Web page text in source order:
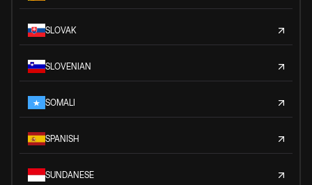
SLOVAK
SLOVENIAN
SOMALI
SPANISH
SUNDANESE